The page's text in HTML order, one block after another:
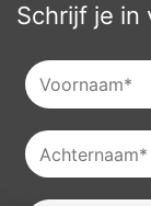
Schrijf je in